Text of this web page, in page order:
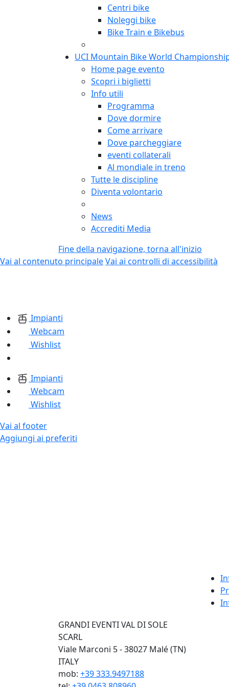
Centri bike
Noleggi bike
Bike Train e Bikebus
UCI Mountain Bike World
Home page evento
Scopri i biglietti
Info utili
Programma
Dove dormire
Come arrivare
Dove parcheggiare
eventi collaterali
Al mondiale in treno
Tutte le discipline
Diventa volontario
News
Accrediti Media
Fine della navigazione, torna all'inizio
Vai al contenuto principaleVai ai controlli di accessibilità
Impianti
Webcam
Wishlist
Impianti
Webcam
Wishlist
Vai al footer
Aggiungi ai preferiti
GRANDI EVENTI VAL DI SOLE
SCARL
Viale Marconi 5 - 38027 Malé (TN)
ITALY
mob: +39 333.9497188